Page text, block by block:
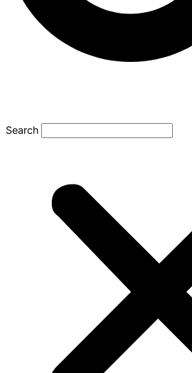
Search